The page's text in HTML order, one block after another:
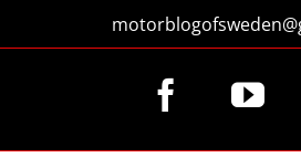
innehållet
Facebook